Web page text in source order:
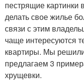
пестрящие картинки
делать свое жилье
связи с этим
чаще интересуются
квартиры. Мы
предлагаем 3
хрущевки.